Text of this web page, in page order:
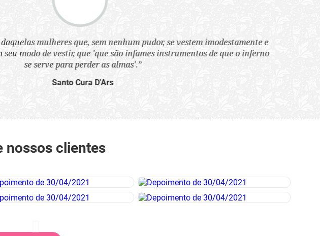
nenhum pudor, se vestem imodestamente e
são infames instrumentos de que o inferno
almas'.”
nossos clientes